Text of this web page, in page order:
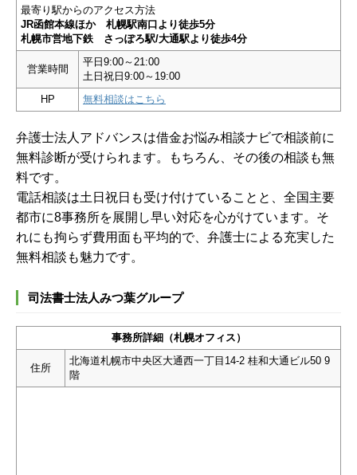
最寄り駅からのアクセス方法
JR函館本線ほか 札幌駅南口より徒歩5分
札幌市営地下鉄 さっぽろ駅/大通駅より徒歩4分
営業時間
平日9:00～21:00
土日祝日9:00～19:00
HP
無料相談はこちら
弁護士法人アドバンスは借金お悩み相談ナビで相談前に
無料診断が受けられます。もちろん、その後の相談も無
料です。
電話相談は土日祝日も受け付けていることと、全国主要
都市に8事務所を展開し早い対応を心がけています。そ
れにも拘らず費用面も平均的で、弁護士による充実した
無料相談も魅力です。
司法書士法人みつ葉グループ
事務所詳細（札幌オフィス）
住所
北海道札幌市中央区大通西一丁目14-2 桂和大通ビル50 9
階